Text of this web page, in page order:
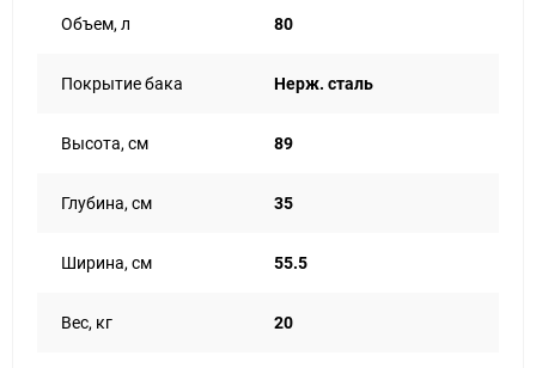
Объем, л 80
Покрытие бака Нерж. сталь
Высота, см 89
Глубина, см 35
Ширина, см 55.5
Вес, кг 20